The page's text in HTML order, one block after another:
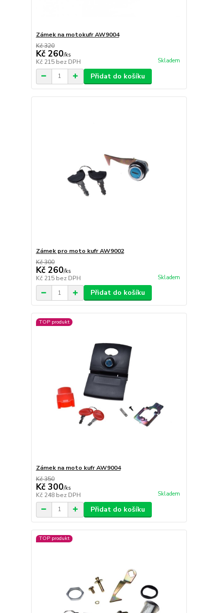
Zámek na motokufr AW9004
Kč 320
Kč 260/ks
Kč 215 bez DPH Skladem
Přidat do košíku
Zámek pro moto kufr AW9002
Kč 300
Kč 260/ks
Kč 215 bez DPH Skladem
Přidat do košíku
TOP produkt
Zámek na moto kufr AW9004
Kč 350
Kč 300/ks
Kč 248 bez DPH Skladem
Přidat do košíku
TOP produkt